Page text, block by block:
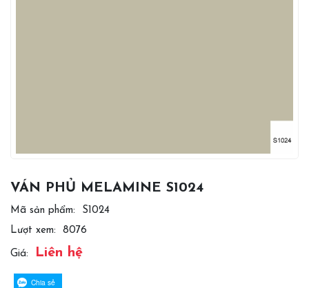
VÁN PHỦ MELAMINE S1024
Mã sản phẩm:
S1024
Lượt xem:
8076
Giá: Liên hệ
Chia sẻ